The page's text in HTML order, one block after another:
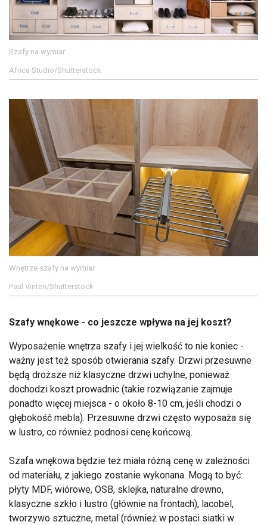
Szafy na wymiar
Africa Studio/Shutterstock
Wnętrze szafy na wymiar
Paul Vinten/Shutterstock
Szafy wnękowe - co jeszcze wpływa na jej koszt?
Wyposażenie wnętrza szafy i jej wielkość to nie koniec -
ważny jest też sposób otwierania szafy. Drzwi przesuwne
będą droższe niż klasyczne drzwi uchylne, ponieważ
dochodzi koszt prowadnic (takie rozwiązanie zajmuje
ponadto więcej miejsca - o około 8-10 cm, jeśli chodzi o
głębokość mebla). Przesuwne drzwi często wyposaża się
w lustro, co również podnosi cenę końcową.
Szafa wnękowa będzie też miała różną cenę w zależności
od materiału, z jakiego zostanie wykonana. Mogą to być:
płyty MDF, wiórowe, OSB, sklejka, naturalne drewno,
klasyczne szkło i lustro (głównie na frontach), lacobel,
tworzywo sztuczne, metal (również w postaci siatki w